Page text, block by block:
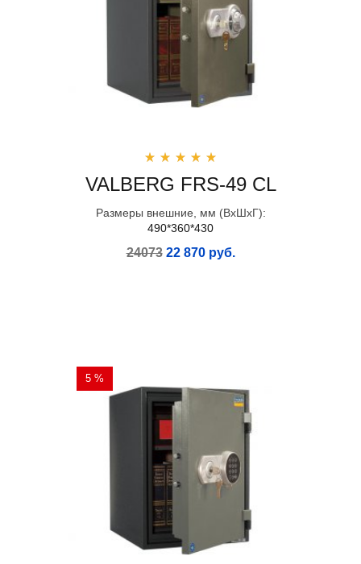
VALBERG FRS-49 CL
Размеры внешние, мм (ВхШхГ):
490*360*430
24073 22 870 руб.
5 %